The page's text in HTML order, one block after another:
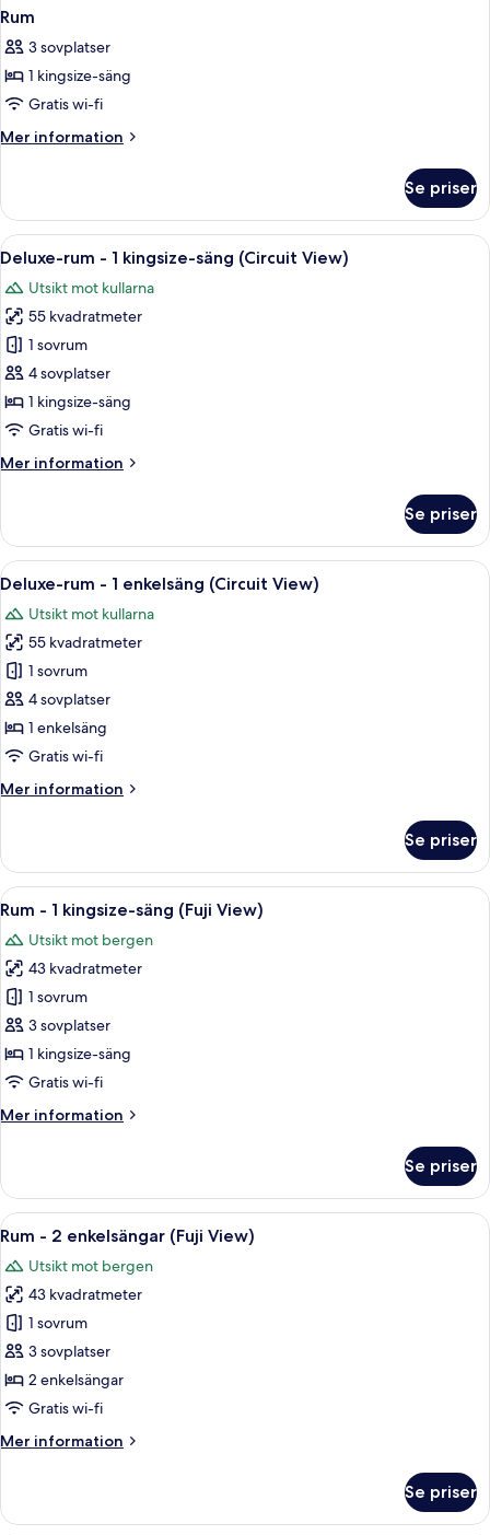
Rum
3 sovplatser
1 kingsize-säng
Gratis wi-fi
Mer information
Mer
Se priser
Öppna
alla
foton
för
Deluxe-
rum
-
1
säng
Ett hotellrum med en stor säng, en
10
Deluxe-rum - 1 kingsize-säng (Circuit View)
Utsikt mot kullarna
55 kvadratmeter
1 sovrum
4 sovplatser
1 kingsize-säng
Gratis wi-fi
Mer information
Mer
rum
1
säng
(Circuit
View)
Se priser
Öppna
alla
foton
för
Deluxe-
rum
-
1
(Circuit
En låda med snyggt ordnade fack
7
Deluxe-rum - 1 enkelsäng (Circuit View)
Utsikt mot kullarna
55 kvadratmeter
1 sovrum
4 sovplatser
1 enkelsäng
Gratis wi-fi
Mer information
Mer
rum
1
(Circuit
View)
Se priser
Öppna
alla
foton
för
Rum
-
1
kingsize-
(Fuji
Ett hotellrum med en säng, en stol,
8
Rum - 1 kingsize-säng (Fuji View)
Utsikt mot bergen
43 kvadratmeter
1 sovrum
3 sovplatser
1 kingsize-säng
Gratis wi-fi
Mer information
Mer
-
kingsize-
(Fuji
View)
Se priser
Öppna
alla
foton
för
Rum
-
2
enkelsängar
View)
Ett hotellrum med en stor säng, ett
7
Rum - 2 enkelsängar (Fuji View)
Utsikt mot bergen
43 kvadratmeter
1 sovrum
3 sovplatser
2 enkelsängar
Gratis wi-fi
Mer information
Mer
-
Se priser